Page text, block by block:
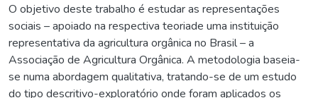
O objetivo deste trabalho é estudar as representações
sociais – apoiado na respectiva teoriade uma instituição
representativa da agricultura orgânica no Brasil – a
Associação de Agricultura Orgânica. A metodologia baseia-
se numa abordagem qualitativa, tratando-se de um estudo
do tipo descritivo-exploratório onde foram aplicados os